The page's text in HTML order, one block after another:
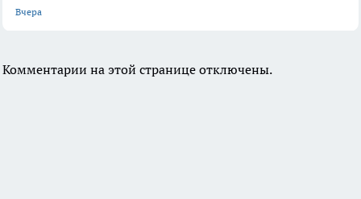
Вчера
Комментарии на этой странице отключены.